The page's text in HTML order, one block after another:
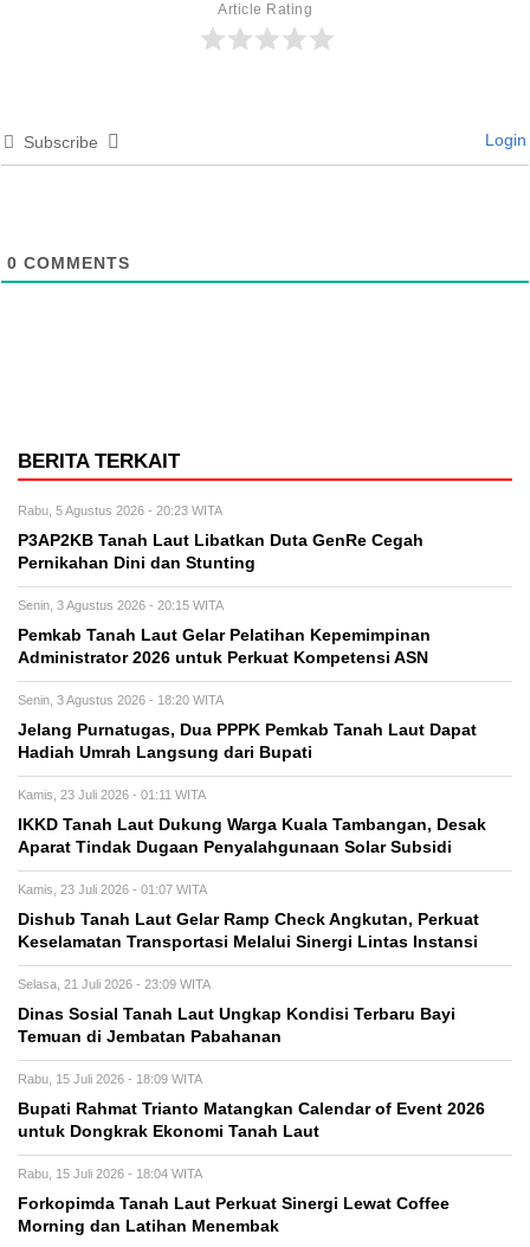
Article Rating
Subscribe Login
0 COMMENTS
BERITA TERKAIT
Rabu, 5 Agustus 2026 - 20:23 WITA
P3AP2KB Tanah Laut Libatkan Duta GenRe Cegah
Pernikahan Dini dan Stunting
Senin, 3 Agustus 2026 - 20:15 WITA
Pemkab Tanah Laut Gelar Pelatihan Kepemimpinan
Administrator 2026 untuk Perkuat Kompetensi ASN
Senin, 3 Agustus 2026 - 18:20 WITA
Jelang Purnatugas, Dua PPPK Pemkab Tanah Laut Dapat
Hadiah Umrah Langsung dari Bupati
Kamis, 23 Juli 2026 - 01:11 WITA
IKKD Tanah Laut Dukung Warga Kuala Tambangan, Desak
Aparat Tindak Dugaan Penyalahgunaan Solar Subsidi
Kamis, 23 Juli 2026 - 01:07 WITA
Dishub Tanah Laut Gelar Ramp Check Angkutan, Perkuat
Keselamatan Transportasi Melalui Sinergi Lintas Instansi
Selasa, 21 Juli 2026 - 23:09 WITA
Dinas Sosial Tanah Laut Ungkap Kondisi Terbaru Bayi
Temuan di Jembatan Pabahanan
Rabu, 15 Juli 2026 - 18:09 WITA
Bupati Rahmat Trianto Matangkan Calendar of Event 2026
untuk Dongkrak Ekonomi Tanah Laut
Rabu, 15 Juli 2026 - 18:04 WITA
Forkopimda Tanah Laut Perkuat Sinergi Lewat Coffee
Morning dan Latihan Menembak